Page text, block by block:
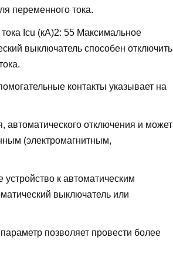
переменного тока.
Icu (кА)2: 55 Максимальное
выключатель способен отключить
контакты указывает на
автоматического отключения и может
(электромагнитным,
устройство к автоматическим
выключатель или
позволяет провести более